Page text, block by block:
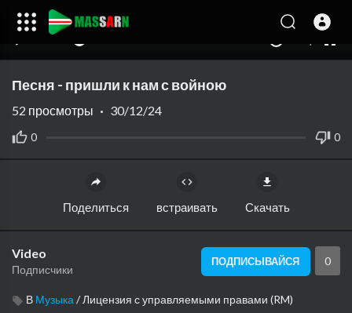
Песня - пришли к нам с войною
0 0
52 просмотры · 30/12/24
Поделиться встраивать Скачать
Video
Подписчики
ПОДПИСЫВАЙСЯ 0
В Музыка / Лицензия с управляемыми правами (RM)